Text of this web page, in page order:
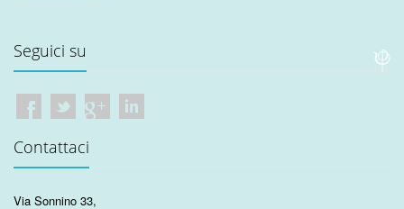
Seguici su
Contattaci
Via Sonnino 33,